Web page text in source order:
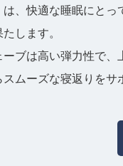
は、快適な睡眠にとっ
します。
ーブは高い弾力性で、
ムーズな寝返りをサ